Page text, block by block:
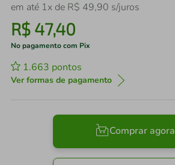
em até 1x de R$ 49,90 s/juros
R$ 47,40
No pagamento com Pix
1.663 pontos
Ver formas de pagamento
Comprar agora